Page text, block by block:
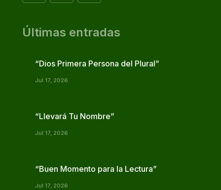
Últimas entradas
“Dios Primera Persona del Plural”
Jul 17, 2026
“Llevará Tu Nombre”
Jul 17, 2026
“Buen Momento para la Lectura”
Jul 17, 2026